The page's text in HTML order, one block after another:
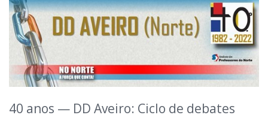
40 anos — DD Aveiro: Ciclo de debates